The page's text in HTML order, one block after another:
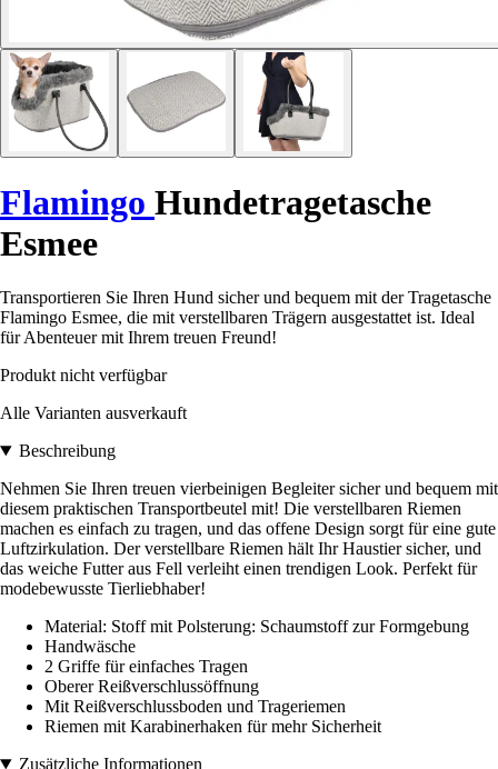
Flamingo Hundetragetasche
Esmee
Transportieren Sie Ihren Hund sicher und bequem mit der Tragetasche
Flamingo Esmee, die mit verstellbaren Trägern ausgestattet ist. Ideal
für Abenteuer mit Ihrem treuen Freund!
Produkt nicht verfügbar
Alle Varianten ausverkauft
Beschreibung
Nehmen Sie Ihren treuen vierbeinigen Begleiter sicher und bequem mit
diesem praktischen Transportbeutel mit! Die verstellbaren Riemen
machen es einfach zu tragen, und das offene Design sorgt für eine gute
Luftzirkulation. Der verstellbare Riemen hält Ihr Haustier sicher, und
das weiche Futter aus Fell verleiht einen trendigen Look. Perfekt für
modebewusste Tierliebhaber!
Material: Stoff mit Polsterung: Schaumstoff zur Formgebung
Handwäsche
2 Griffe für einfaches Tragen
Oberer Reißverschlussöffnung
Mit Reißverschlussboden und Trageriemen
Riemen mit Karabinerhaken für mehr Sicherheit
Zusätzliche Informationen